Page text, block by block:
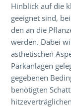
Hinblick auf die
geeignet sind,
den an die
werden. Dabei
ästhetischen
Parkanlagen
gegebenen
benötigten